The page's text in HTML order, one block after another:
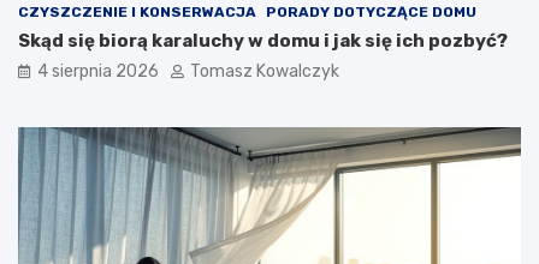
CZYSZCZENIE I KONSERWACJA PORADY DOTYCZĄCE DOMU
Skąd się biorą karaluchy w domu i jak się ich pozbyć?
4 sierpnia 2026 Tomasz Kowalczyk